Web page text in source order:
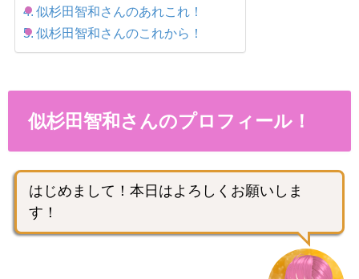
似杉田智和さんのあれこれ！
似杉田智和さんのこれから！
似杉田智和さんのプロフィール！
はじめまして！本日はよろしくお願いしま
す！